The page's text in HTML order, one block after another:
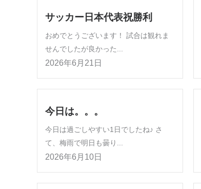
サッカー日本代表祝勝利
おめでとうございます！ 試合は観れま
せんでしたが良かった...
2026年6月21日
今日は。。。
今日は過ごしやすい1日でしたね♪ さ
て、梅雨で明日も曇り...
2026年6月10日